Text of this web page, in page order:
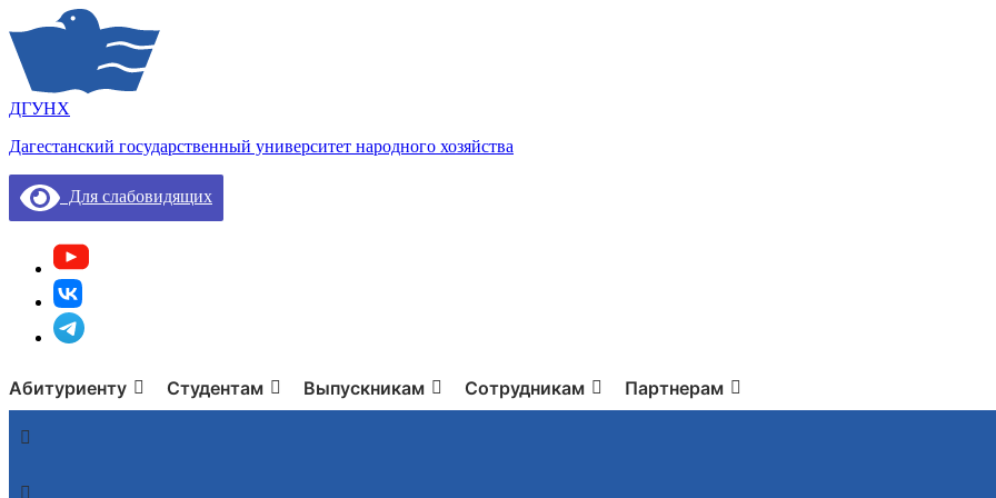
ДГУНХ
Дагестанский государственный университет народного хозяйства
Для слабовидящих
Абитуриенту Студентам Выпускникам Сотрудникам Партнерам